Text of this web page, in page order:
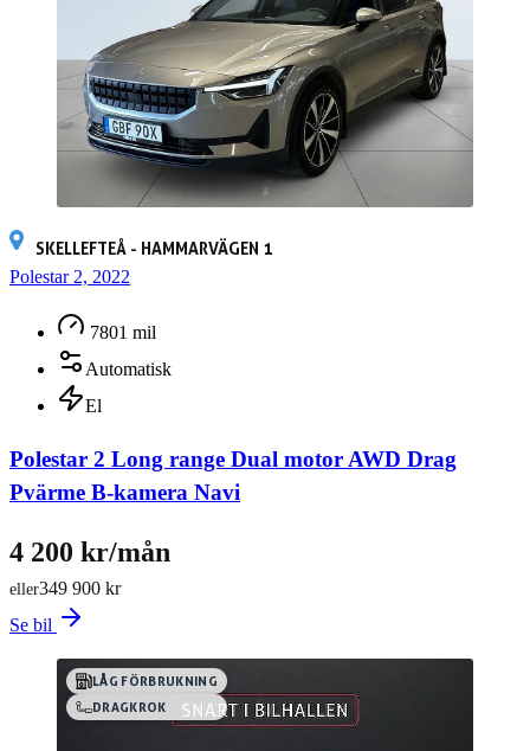
SKELLEFTEÅ - HAMMARVÄGEN 1
Polestar 2, 2022
7801 mil
Automatisk
El
Polestar 2 Long range Dual motor AWD Drag
Pvärme B-kamera Navi
349 900 kr
eller
4 200 kr/mån
Se bil
LÅG FÖRBRUKNING
DRAGKROK